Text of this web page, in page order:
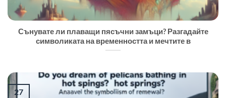
Сънувате ли плаващи пясъчни замъци? Разгадайте
символиката на временността и мечтите в
27